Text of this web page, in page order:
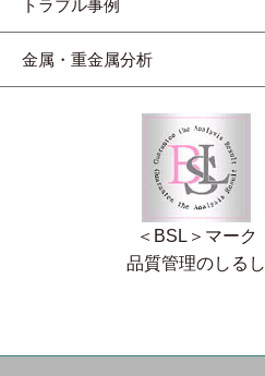
トラブル事例
金属・重金属分析
＜BSL＞マーク
品質管理のしるし